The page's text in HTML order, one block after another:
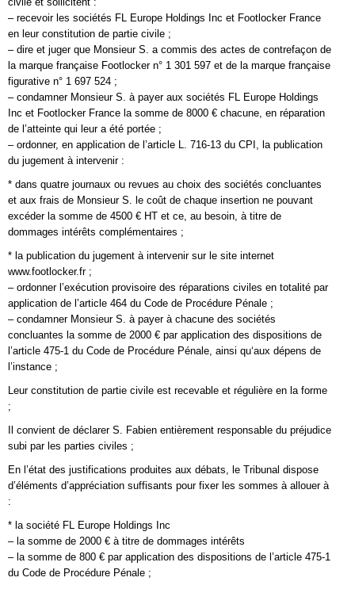
– recevoir les sociétés FL Europe Holdings Inc et Footlocker France
en leur constitution de partie civile ;
– dire et juger que Monsieur S. a commis des actes de contrefaçon de
la marque française Footlocker n° 1 301 597 et de la marque française
figurative n° 1 697 524 ;
– condamner Monsieur S. à payer aux sociétés FL Europe Holdings
Inc et Footlocker France la somme de 8000 € chacune, en réparation
de l’atteinte qui leur a été portée ;
– ordonner, en application de l’article L. 716-13 du CPI, la publication
du jugement à intervenir :
* dans quatre journaux ou revues au choix des sociétés concluantes
et aux frais de Monsieur S. le coût de chaque insertion ne pouvant
excéder la somme de 4500 € HT et ce, au besoin, à titre de
dommages intérêts complémentaires ;
* la publication du jugement à intervenir sur le site internet
www.footlocker.fr ;
– ordonner l’exécution provisoire des réparations civiles en totalité par
application de l’article 464 du Code de Procédure Pénale ;
– condamner Monsieur S. à payer à chacune des sociétés
concluantes la somme de 2000 € par application des dispositions de
l’article 475-1 du Code de Procédure Pénale, ainsi qu‘aux dépens de
l’instance ;
Leur constitution de partie civile est recevable et régulière en la forme
;
Il convient de déclarer S. Fabien entièrement responsable du préjudice
subi par les parties civiles ;
En l’état des justifications produites aux débats, le Tribunal dispose
d’éléments d’appréciation suffisants pour fixer les sommes à allouer à
:
* la société FL Europe Holdings Inc
– la somme de 2000 € à titre de dommages intérêts
– la somme de 800 € par application des dispositions de l’article 475-1
du Code de Procédure Pénale ;